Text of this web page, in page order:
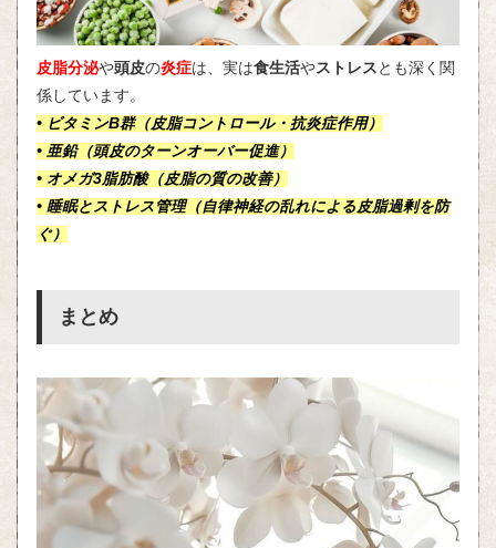
皮脂分泌や頭皮の炎症は、実は食生活やストレス とも深く関
係しています。
• ビタミンB群（皮脂コントロール・抗炎症作用）
• 亜鉛（頭皮のターンオーバー促進）
• オメガ3脂肪酸（皮脂の質の改善）
• 睡眠とストレス管理（自律神経の乱れによる皮脂過剰を防
ぐ）
まとめ